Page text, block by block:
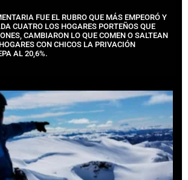
FUE EL RUBRO QUE MÁS EMPEORÓ Y
CUATRO LOS HOGARES PORTEÑOS QUE
CAMBIARON LO QUE COMEN O SALTEAN
CON CHICOS LA PRIVACIÓN
AL 20,6%.